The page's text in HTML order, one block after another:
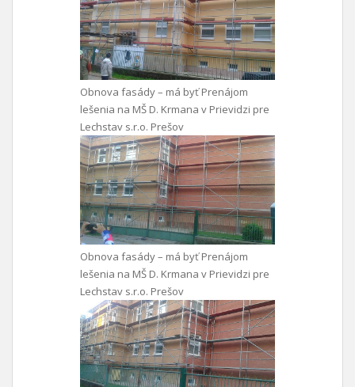
Obnova fasády – má byť Prenájom
lešenia na MŠ D. Krmana v Prievidzi pre
Lechstav s.r.o. Prešov
Obnova fasády – má byť Prenájom
lešenia na MŠ D. Krmana v Prievidzi pre
Lechstav s.r.o. Prešov